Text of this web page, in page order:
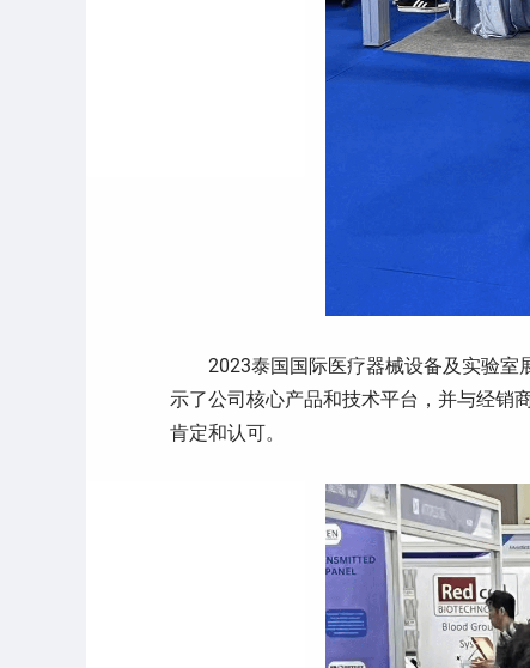
2023泰国国际医疗器械设备及实验室
示了公司核心产品和技术平台，并与经销
肯定和认可。